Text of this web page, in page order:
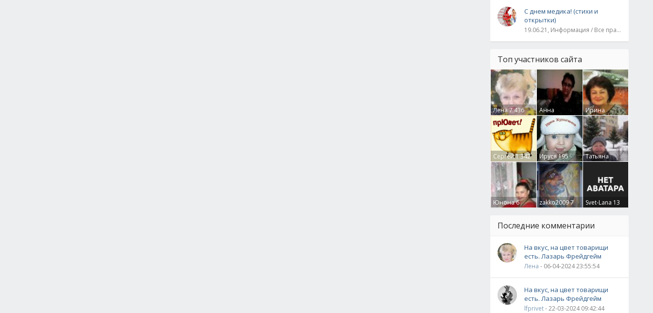
С днем медика! (стихи и
открытки)
19.06.21, Информация / Все праздники
Топ участников сайта
Лена7 436
Анна
Гумлевая0
Ирина
Бруцкая41
Сергей1 342 Ируся195
Татьяна
Крючкова0
Юнона6 zakko20097 Svet-Lana 13
Последние комментарии
На вкус, на цвет товарищи
есть. Лазарь Фрейдгейм
Лена - 06-04-2024 23:55:54
На вкус, на цвет товарищи
есть. Лазарь Фрейдгейм
lfprivet- 22-03-2024 09:42:44